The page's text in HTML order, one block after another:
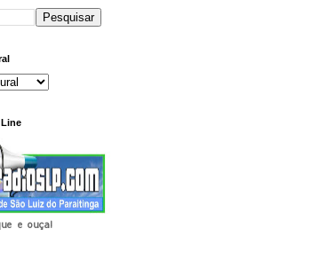
Line
e ouça!